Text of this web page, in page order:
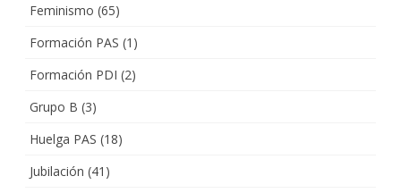
Feminismo (65)
Formación PAS (1)
Formación PDI (2)
Grupo B (3)
Huelga PAS (18)
Jubilación (41)